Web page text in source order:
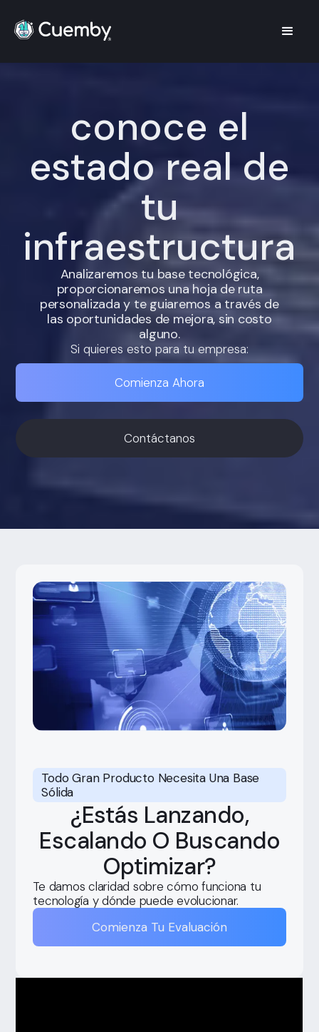
conoce el
estado real de
tu
infraestructura
Analizaremos tu base tecnológica,
proporcionaremos una hoja de ruta
personalizada y te guiaremos a través de
las oportunidades de mejora, sin costo
alguno.
Si quieres esto para tu empresa:
Comienza Ahora
Contáctanos
Todo Gran Producto Necesita Una Base
Sólida
¿Estás Lanzando,
Escalando O Buscando
Optimizar?
Te damos claridad sobre cómo funciona tu
tecnología y dónde puede evolucionar.
Comienza Tu Evaluación